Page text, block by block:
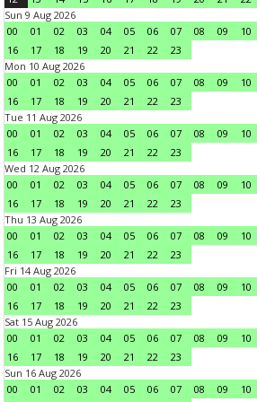
Sun 9 Aug 2026
00
01 02 03 04 05 06 07 08 09 10
16
17 18 19 20 21 22
23
Mon 10 Aug 2026
00
01 02 03 04 05 06 07 08 09 10
16
17 18 19 20 21 22
23
Tue 11 Aug 2026
00
01 02 03 04 05 06 07 08 09 10
16
17 18 19 20 21 22
23
Wed 12 Aug 2026
00
01 02 03 04 05 06 07 08 09 10
16
17 18 19 20 21 22
23
Thu 13 Aug 2026
00
01 02 03 04 05 06 07 08 09 10
16
17 18 19 20 21 22
23
Fri 14 Aug 2026
00
01 02 03 04 05 06 07 08 09 10
16
17 18 19 20 21 22
23
Sat 15 Aug 2026
00
01 02 03 04 05 06 07 08 09 10
16
17 18 19 20 21 22
23
Sun 16 Aug 2026
00
01 02 03 04 05 06 07 08 09 10